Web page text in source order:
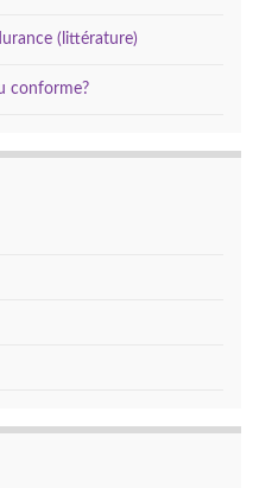
(littérature)
conforme?